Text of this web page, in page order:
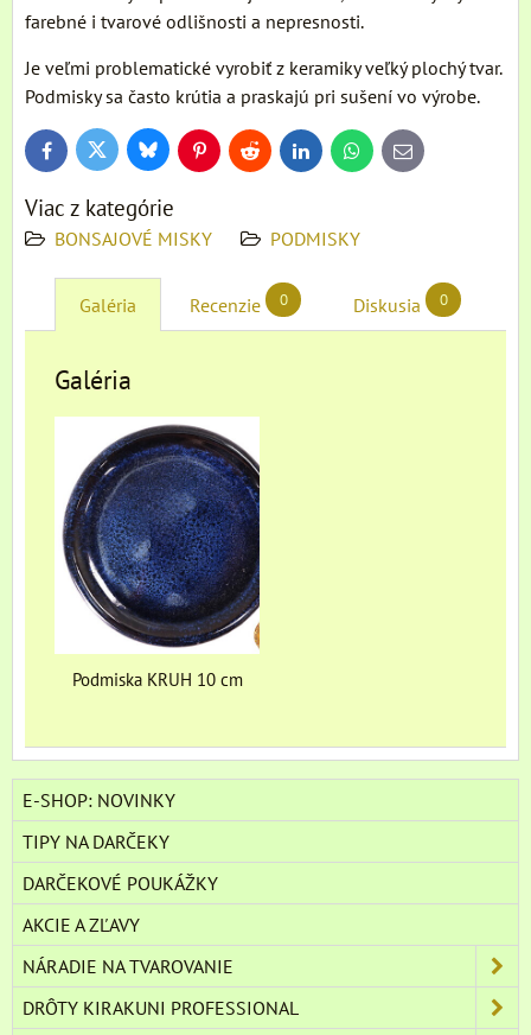
farebné i tvarové odlišnosti a nepresnosti.
Je veľmi problematické vyrobiť z keramiky veľký plochý tvar.
Podmisky sa často krútia a praskajú pri sušení vo výrobe.
FacebookTwitter BlueskyPinterestReddit LinkedInWhatsApp
E-
mail
Viac z kategórie
BONSAJOVÉ MISKY PODMISKY
Galéria Recenzie 0 Diskusia 0
Galéria
Podmiska KRUH 10 cm
E-SHOP: NOVINKY
TIPY NA DARČEKY
DARČEKOVÉ POUKÁŽKY
AKCIE A ZĽAVY
NÁRADIE NA TVAROVANIE
DRÔTY KIRAKUNI PROFESSIONAL